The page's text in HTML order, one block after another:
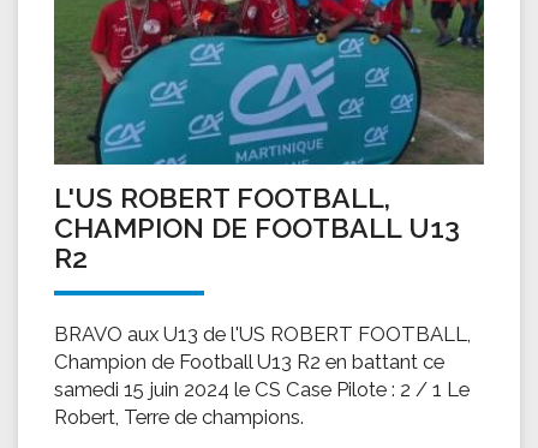
L'US ROBERT FOOTBALL,
CHAMPION DE FOOTBALL U13
R2
BRAVO aux U13 de l'US ROBERT FOOTBALL,
Champion de Football U13 R2 en battant ce
samedi 15 juin 2024 le CS Case Pilote : 2 / 1 Le
Robert, Terre de champions.